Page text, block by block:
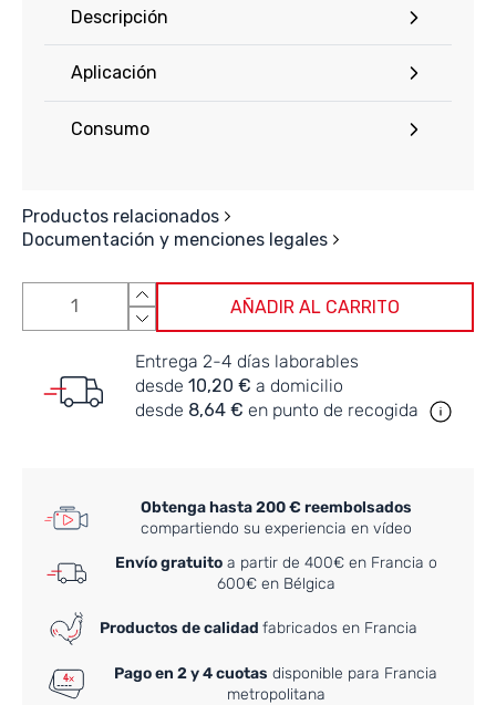
Descripción
Aplicación
Consumo
Productos relacionados
Documentación y menciones legales
AÑADIR AL CARRITO
Entrega 2-4 días laborables
desde 10,20 € a domicilio
desde 8,64 € en punto de recogida
Obtenga hasta 200 € reembolsados
compartiendo su experiencia en vídeo
Envío gratuitoa partir de 400€ en Francia o
600€ en Bélgica
Productos de calidad fabricados en Francia
Pago en 2 y 4 cuotas disponible para Francia
metropolitana